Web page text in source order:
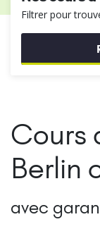
Cours
Berlin
avec
Filtrer pour